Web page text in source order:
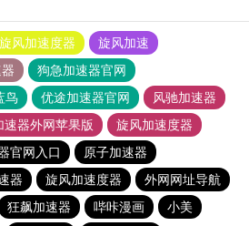
旋风加速度器
旋风加速
狗急加速器官网
鸟 优途加速器官网
风驰加速器
速器外网苹果版
旋风加速度器
官网入口
原子加速器
器 旋风加速度器
外网网址导航
狂飙加速器 哔咔漫画
小美